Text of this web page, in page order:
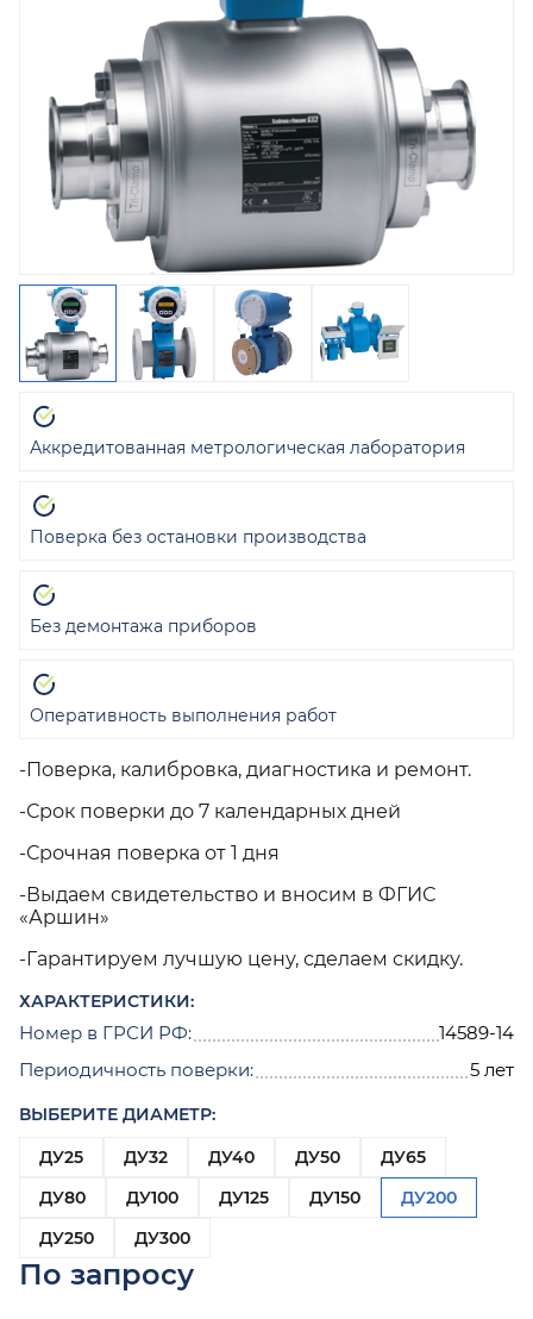
-Поверка, калибровка, диагностика и ремонт.
-Срок поверки до 7 календарных дней
-Срочная поверка от 1 дня
-Выдаем свидетельство и вносим в ФГИС
«Аршин»
-Гарантируем лучшую цену, сделаем скидку.
ХАРАКТЕРИСТИКИ:
Номер в ГРСИ РФ:
14589-14
Периодичность поверки:
5 лет
ВЫБЕРИТЕ ДИАМЕТР:
ДУ25
ДУ32 ДУ40 ДУ50
ДУ65
ДУ80
ДУ100 ДУ125 ДУ150
ДУ200
ДУ250
ДУ300
По запросу
Аккредитованная метрологическая лаборатория
Поверка без остановки производства
Без демонтажа приборов
Оперативность выполнения работ